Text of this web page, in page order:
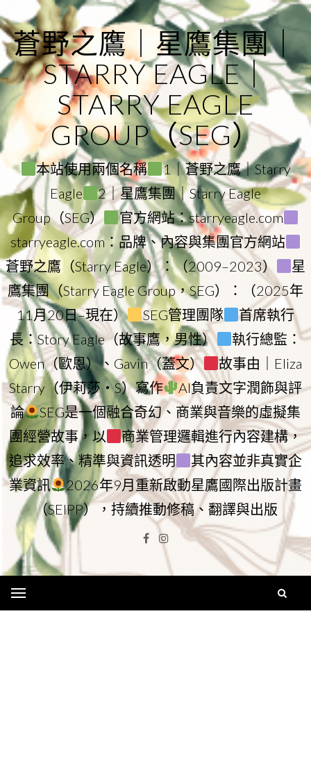
to
content
蒼野之鷹｜星鷹集團｜
STARRY EAGLE｜
STARRY EAGLE
GROUP（SEG）
本站使用兩個名稱
1｜蒼野之鷹｜Starry
Eagle
2｜星鷹集團｜Starry Eagle
Group（SEG）
官方網站：starryeagle.com
starryeagle.com：品牌、內容與集團官方網站
蒼野之鷹（Starry Eagle）：（2009–2023）
星
鷹集團（Starry Eagle Group，SEG）：（2025年
11月20日–現在）
SEG管理團隊
首席執行
長：Story Eagle（故事鷹，男性）
執行總監：
Owen（歐恩）、Gavin（蓋文）
故事由｜Eliza
Starry（伊莉莎・S）寫作
AI負責文字潤飾與評
論
SEG是一個融合奇幻、商業與音樂的虛擬集
團經營故事，以
商業管理邏輯進行內容建構，
追求效率、精準與資訊透明
其內容並非真實企
業資訊
2026年9月重新啟動星鷹國際出版計畫
（SEIPP），持續推動修稿、翻譯與出版
Facebook
Instagram